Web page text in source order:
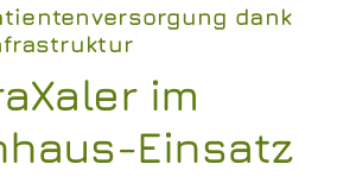
dank
im
Einsatz